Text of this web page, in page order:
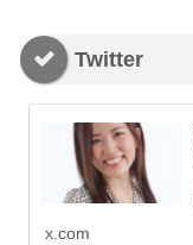
Twitter
x.com